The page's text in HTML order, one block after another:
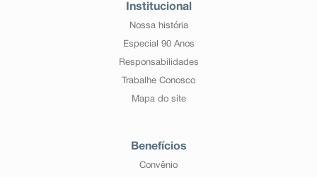
Institucional
Nossa história
Especial 90 Anos
Responsabilidades
Trabalhe Conosco
Mapa do site
Benefícios
Convênio